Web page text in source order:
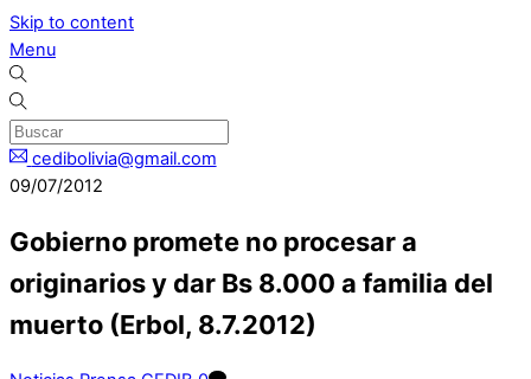
Skip to content
Menu
cedibolivia@gmail.com
09/07/2012
Gobierno promete no procesar a
originarios y dar Bs 8.000 a familia del
muerto (Erbol, 8.7.2012)